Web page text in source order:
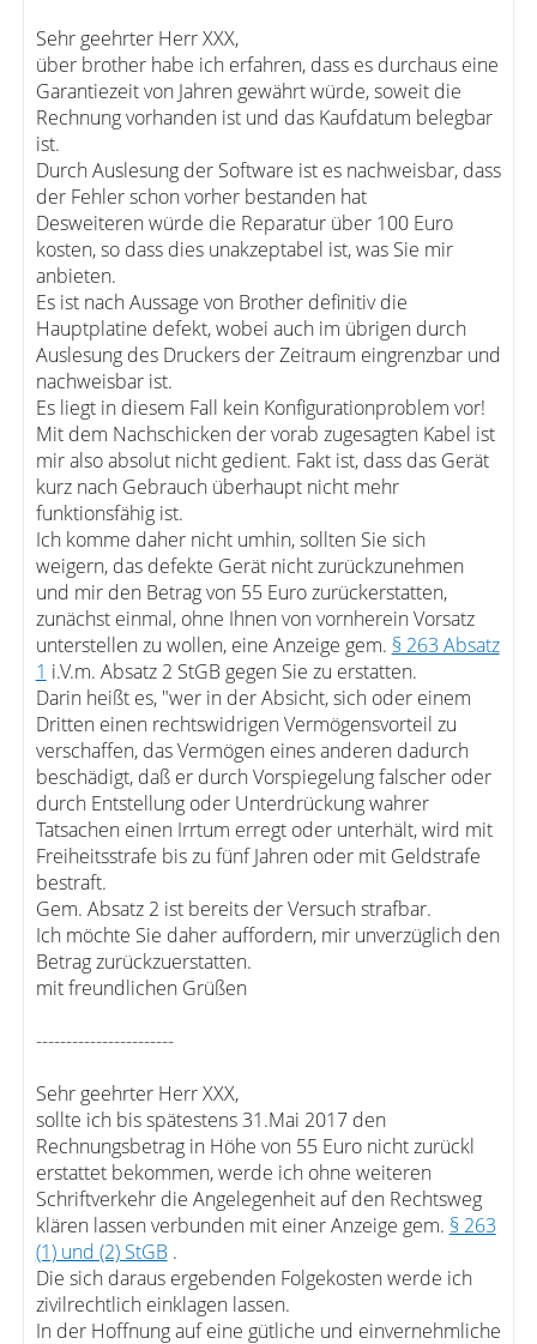
Sehr geehrter Herr XXX,
über brother habe ich erfahren, dass es durchaus eine
Garantiezeit von Jahren gewährt würde, soweit die
Rechnung vorhanden ist und das Kaufdatum belegbar
ist.
Durch Auslesung der Software ist es nachweisbar, dass
der Fehler schon vorher bestanden hat
Desweiteren würde die Reparatur über 100 Euro
kosten, so dass dies unakzeptabel ist, was Sie mir
anbieten.
Es ist nach Aussage von Brother definitiv die
Hauptplatine defekt, wobei auch im übrigen durch
Auslesung des Druckers der Zeitraum eingrenzbar und
nachweisbar ist.
Es liegt in diesem Fall kein Konfigurationproblem vor!
Mit dem Nachschicken der vorab zugesagten Kabel ist
mir also absolut nicht gedient. Fakt ist, dass das Gerät
kurz nach Gebrauch überhaupt nicht mehr
funktionsfähig ist.
Ich komme daher nicht umhin, sollten Sie sich
weigern, das defekte Gerät nicht zurückzunehmen
und mir den Betrag von 55 Euro zurückerstatten,
zunächst einmal, ohne Ihnen von vornherein Vorsatz
unterstellen zu wollen, eine Anzeige gem. § 263 Absatz
1 i.V.m. Absatz 2 StGB gegen Sie zu erstatten.
Darin heißt es, "wer in der Absicht, sich oder einem
Dritten einen rechtswidrigen Vermögensvorteil zu
verschaffen, das Vermögen eines anderen dadurch
beschädigt, daß er durch Vorspiegelung falscher oder
durch Entstellung oder Unterdrückung wahrer
Tatsachen einen Irrtum erregt oder unterhält, wird mit
Freiheitsstrafe bis zu fünf Jahren oder mit Geldstrafe
bestraft.
Gem. Absatz 2 ist bereits der Versuch strafbar.
Ich möchte Sie daher auffordern, mir unverzüglich den
Betrag zurückzuerstatten.
mit freundlichen Grüßen
-----------------------
Sehr geehrter Herr XXX,
sollte ich bis spätestens 31.Mai 2017 den
Rechnungsbetrag in Höhe von 55 Euro nicht zurückl
erstattet bekommen, werde ich ohne weiteren
Schriftverkehr die Angelegenheit auf den Rechtsweg
klären lassen verbunden mit einer Anzeige gem. § 263
(1) und (2) StGB.
Die sich daraus ergebenden Folgekosten werde ich
zivilrechtlich einklagen lassen.
In der Hoffnung auf eine gütliche und einvernehmliche